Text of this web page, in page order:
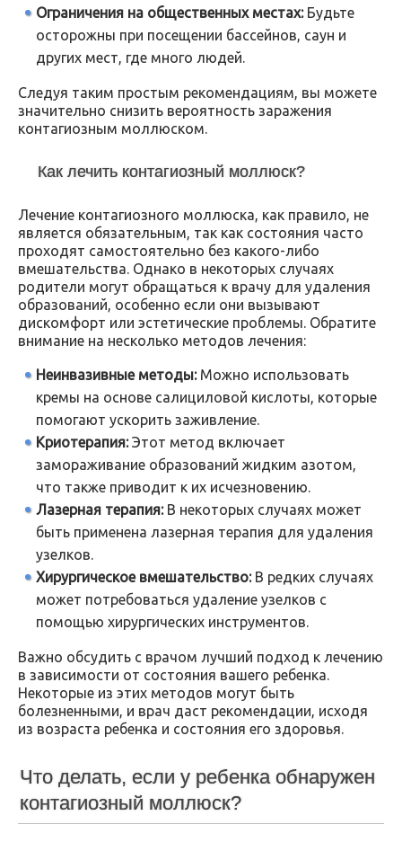
Ограничения на общественных местах:Будьте
осторожны при посещении бассейнов, саун и
других мест, где много людей.
Следуя таким простым рекомендациям, вы можете
значительно снизить вероятность заражения
контагиозным моллюском.
Как лечить контагиозный моллюск?
Лечение контагиозного моллюска, как правило, не
является обязательным, так как состояния часто
проходят самостоятельно без какого-либо
вмешательства. Однако в некоторых случаях
родители могут обращаться к врачу для удаления
образований, особенно если они вызывают
дискомфорт или эстетические проблемы. Обратите
внимание на несколько методов лечения:
Неинвазивные методы:Можно использовать
кремы на основе салициловой кислоты, которые
помогают ускорить заживление.
Криотерапия:Этот метод включает
замораживание образований жидким азотом,
что также приводит к их исчезновению.
Лазерная терапия:В некоторых случаях может
быть применена лазерная терапия для удаления
узелков.
Хирургическое вмешательство:В редких случаях
может потребоваться удаление узелков с
помощью хирургических инструментов.
Важно обсудить с врачом лучший подход к лечению
в зависимости от состояния вашего ребенка.
Некоторые из этих методов могут быть
болезненными, и врач даст рекомендации, исходя
из возраста ребенка и состояния его здоровья.
Что делать, если у ребенка обнаружен
контагиозный моллюск?